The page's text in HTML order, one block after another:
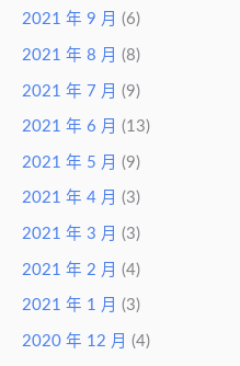
2021 年 9 月 (6)
2021 年 8 月 (8)
2021 年 7 月 (9)
2021 年 6 月 (13)
2021 年 5 月 (9)
2021 年 4 月 (3)
2021 年 3 月 (3)
2021 年 2 月 (4)
2021 年 1 月 (3)
2020 年 12 月 (4)